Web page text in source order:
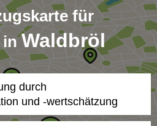
für
inWaldbröl
durch
und -wertschätzung